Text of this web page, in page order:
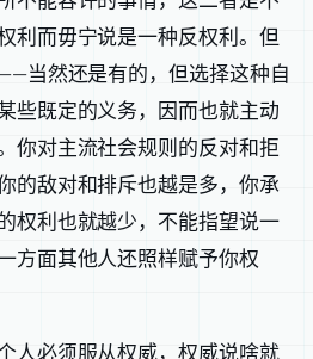
利而毋宁说是一种反权利。但
当然还是有的，但选择这种自
些既定的义务，因而也就主动
你对主流社会规则的反对和拒
的敌对和排斥也越是多，你承
权利也就越少，不能指望说一
方面其他人还照样赋予你权
人必须服从权威，权威说啥就